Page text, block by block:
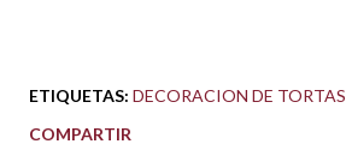
ETIQUETAS: DECORACION DE TORTAS
COMPARTIR